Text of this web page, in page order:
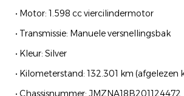
• Motor: 1.598 cc viercilindermotor
• Transmissie: Manuele versnellingsbak
• Kleur: Silver
• Kilometerstand: 132.301 km (afgelezen